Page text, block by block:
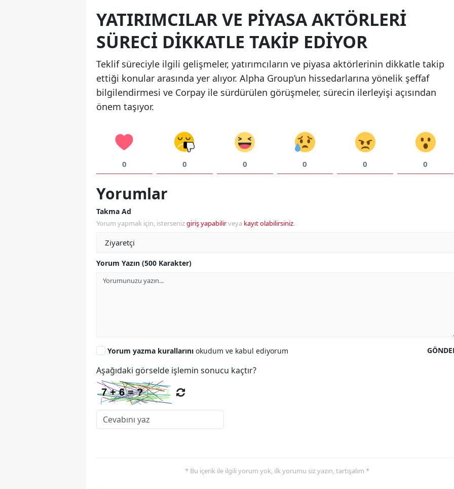
YATIRIMCILAR VE PIYASA AKTÖRLERI
SÜRECI DIKKATLE TAKIP EDIYOR
Teklif süreciyle ilgili gelişmeler, yatırımcıların ve piyasa aktörlerinin dikkatle takip
ettiği konular arasında yer alıyor. Alpha Group’un hissedarlarına yönelik şeffaf
bilgilendirmesi ve Corpay ile sürdürülen görüşmeler, sürecin ilerleyişi açısından
önem taşıyor.
0 0 0 0 0 0
Yorumlar
Takma Ad
Yorum yapmak için, istersenizgiriş yapabilirveya kayıt olabilirsiniz.
Yorum Yazın (500 Karakter)
Yorum yazma kurallarını okudum ve kabul ediyorum
Aşağıdaki görselde işlemin sonucu kaçtır?
* Bu içerik ile ilgili yorum yok, ilk yorumu siz yazın, tartışalım *